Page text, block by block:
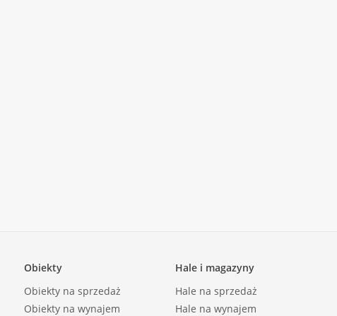
Obiekty
Obiekty na sprzedaż
Obiekty na wynajem
Hale i magazyny
Hale na sprzedaż
Hale na wynajem